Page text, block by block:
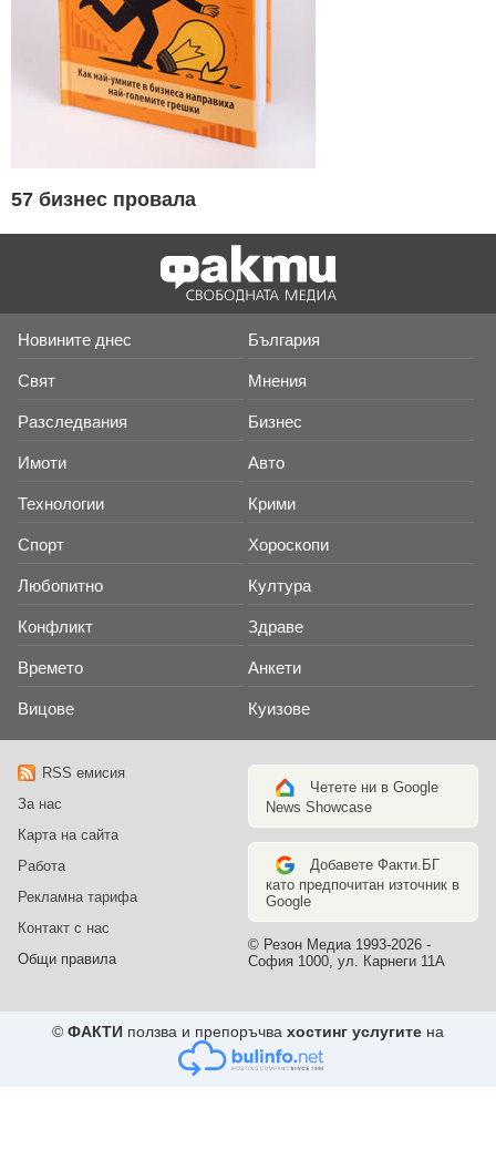
57 бизнес провала
Новините днес България
Свят Мнения
Разследвания Бизнес
Имоти Авто
Технологии Крими
Спорт Хороскопи
Любопитно Култура
Конфликт Здраве
Времето Анкети
Вицове Куизове
RSS емисия
За нас
Карта на сайта
Работа
Рекламна тарифа
Контакт с нас
Общи правила
Четете ни в Google
News Showcase
Добавете Факти.БГ
като предпочитан източник в
Google
© Резон Медиа 1993-2026 -
София 1000, ул. Карнеги 11А
© ФАКТИ ползва и препоръчва хостинг услугите на